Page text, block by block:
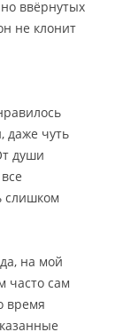
ввёрнутых
не клонит
даже чуть
души
все
слишком
на мой
часто сам
время